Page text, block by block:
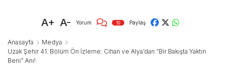
A+ A- Yorum 10 Paylaş
Anasayfa
Medya
Uzak Şehir 41. Bölüm Ön İzleme: Cihan ve Alya’dan “Bir Bakışta Yaktın
Beni” Anı!